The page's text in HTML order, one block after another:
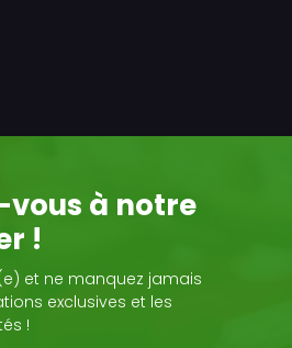
vous à notre
!
et ne manquez jamais
exclusives et les
!